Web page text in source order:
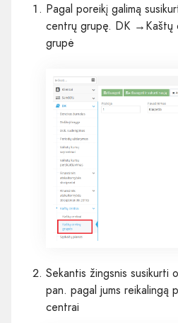
Pagal poreikį galimą
centrų grupę. DK →Kaštų
grupė
Sekantis žingsnis susikurti
pan. pagal jums reikalingą
centrai